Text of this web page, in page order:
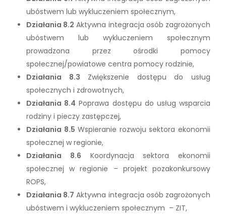
ubóstwem lub wykluczeniem społecznym,
Działania 8.2 Aktywna integracja osób zagrożonych
ubóstwem lub wykluczeniem społecznym
prowadzona przez ośrodki pomocy
społecznej/powiatowe centra pomocy rodzinie,
Działania 8.3 Zwiększenie dostępu do usług
społecznych i zdrowotnych,
Działania 8.4 Poprawa dostępu do usług wsparcia
rodziny i pieczy zastępczej,
Działania 8.5 Wspieranie rozwoju sektora ekonomii
społecznej w regionie,
Działania 8.6 Koordynacja sektora ekonomii
społecznej w regionie – projekt pozakonkursowy
ROPS,
Działania 8.7 Aktywna integracja osób zagrożonych
ubóstwem i wykluczeniem społecznym – ZIT,